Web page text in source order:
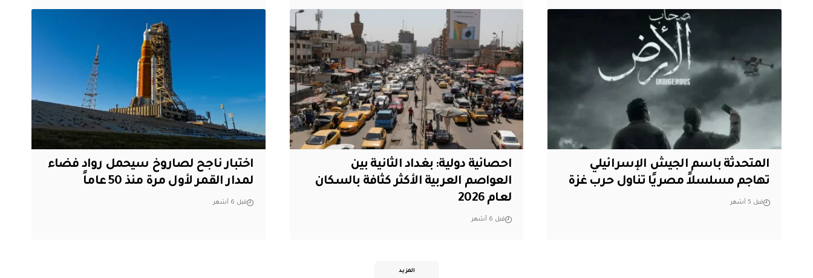
المتحدثة باسم الجيش الإسرائيلي
تهاجم مسلسلاً مصريًا تناول حرب غزة
قبل 5 أشهر
احصائية دولية: بغداد الثانية بين
العواصم العربية الأكثر كثافة بالسكان
لعام 2026
قبل 6 أشهر
اختبار ناجح لصاروخ سيحمل رواد فضاء
لمدار القمر لأول مرة منذ 50 عاماً
قبل 6 أشهر
المزيد